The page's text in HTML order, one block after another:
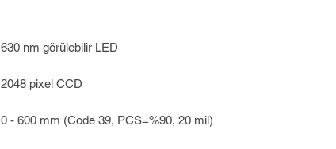
630 nm görülebilir LED
2048 pixel CCD
0 - 600 mm (Code 39, PCS=%90, 20 mil)